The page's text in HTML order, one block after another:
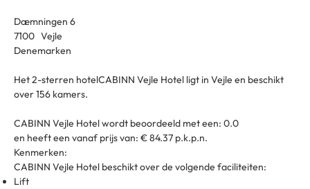
Dæmningen 6
7100 Vejle
Denemarken
Het 2-sterren hotelCABINN Vejle Hotel ligt in Vejle en beschikt
over 156 kamers.
CABINN Vejle Hotel wordt beoordeeld met een: 0.0
en heeft een vanaf prijs van: € 84.37 p.k.p.n.
Kenmerken:
CABINN Vejle Hotel beschikt over de volgende faciliteiten:
Lift